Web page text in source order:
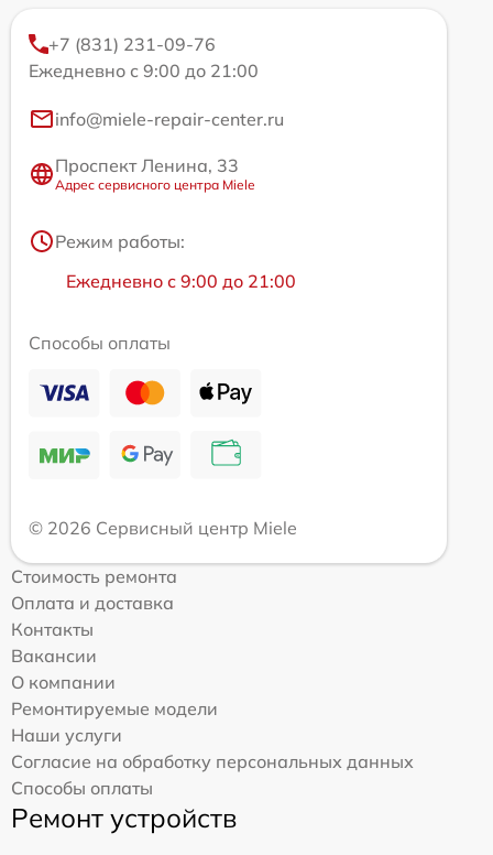
+7 (831) 231-09-76
Ежедневно с 9:00 до 21:00
info@miele-repair-center.ru
Проспект Ленина, 33
Адрес сервисного центра Miele
Режим работы:
Ежедневно с 9:00 до 21:00
Способы оплаты
© 2026 Сервисный центр Miele
Стоимость ремонта
Оплата и доставка
Контакты
Вакансии
О компании
Ремонтируемые модели
Наши услуги
Согласие на обработку персональных данных
Способы оплаты
Ремонт устройств